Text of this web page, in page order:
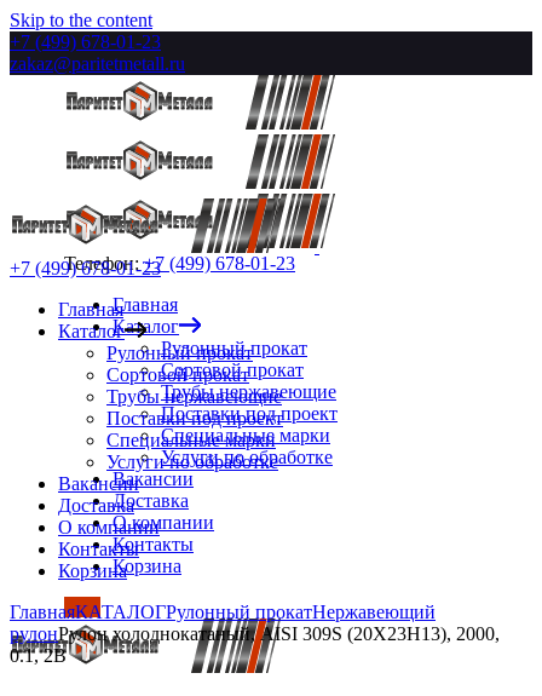
Skip to the content
+7 (499) 678-01-23
zakaz@paritetmetall.ru
Телефон:+7 (499) 678-01-23
Главная
Каталог
Рулонный прокат
Сортовой прокат
Трубы нержавеющие
Поставки под проект
Специальные марки
Услуги по обработке
Вакансии
Доставка
О компании
Контакты
Корзина
+7 (499) 678-01-23
Главная
Каталог
Рулонный прокат
Сортовой прокат
Трубы нержавеющие
Поставки под проект
Специальные марки
Услуги по обработке
Вакансии
Доставка
О компании
Контакты
Корзина
ГлавнаяКАТАЛОГРулонный прокатНержавеющий
рулонРулон холоднокатаный, AISI 309S (20Х23Н13), 2000,
0.1, 2B